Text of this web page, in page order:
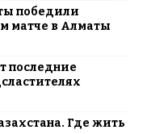
победили
матче в Алматы
последние
Где жить